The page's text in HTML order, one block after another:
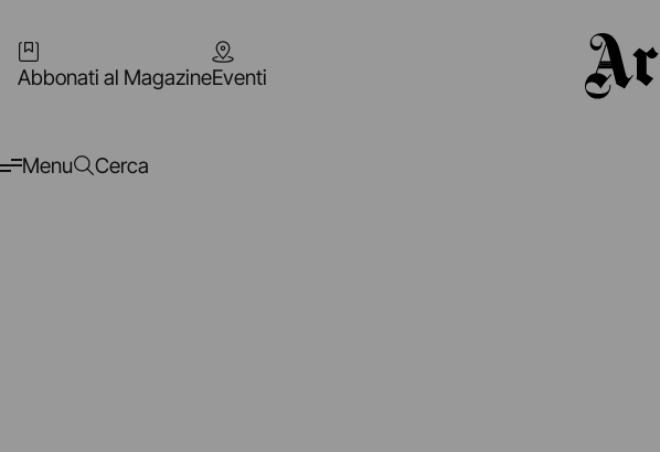
Abbonati al MagazineEventi
Menu Cerca